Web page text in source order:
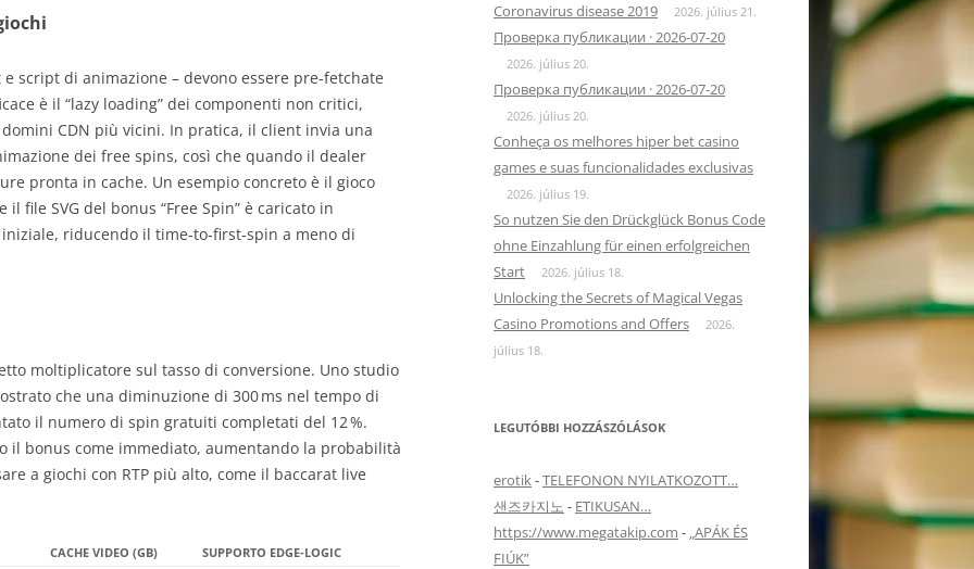
script di animazione – devono essere pre‑fetchate
è il “lazy loading” dei componenti non critici,
domini CDN più vicini. In pratica, il client invia una
dei free spins, così che quando il dealer
pronta in cache. Un esempio concreto è il gioco
il file SVG del bonus “Free Spin” è caricato in
riducendo il time‑to‑first‑spin a meno di
moltiplicatore sul tasso di conversione. Uno studio
che una diminuzione di 300 ms nel tempo di
il numero di spin gratuiti completati del 12 %.
il bonus come immediato, aumentando la probabilità
a giochi con RTP più alto, come il baccarat live
CACHE VIDEO (GB) SUPPORTO EDGE‑LOGIC
Coronavirus disease 2019 2026. július 21.
Проверка публикации · 2026-07-20
2026. július 20.
Проверка публикации · 2026-07-20
2026. július 20.
Conheça os melhores hiper bet casino
games e suas funcionalidades exclusivas
2026. július 19.
So nutzen Sie den Drückglück Bonus Code
ohne Einzahlung für einen erfolgreichen
Start
2026. július 18.
Unlocking the Secrets of Magical Vegas
Casino Promotions and Offers
2026.
július 18.
LEGUTÓBBI HOZZÁSZÓLÁSOK
erotik-TELEFONON NYILATKOZOTT…
샌즈카지노 - ETIKUSAN…
https://www.megatakip.com - „APÁK ÉS
FIÚK”